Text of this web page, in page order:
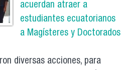
acuerdan atraer a
estudiantes ecuatorianos
a Magísteres y Doctorados
diversas acciones, para